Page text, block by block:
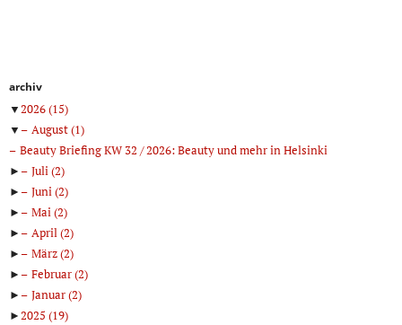
archiv
▼2026(15)
▼
August(1)
Beauty Briefing KW 32 / 2026: Beauty und mehr in Helsinki
►
Juli(2)
►
Juni(2)
►
Mai(2)
►
April(2)
►
März(2)
►
Februar(2)
►
Januar(2)
►2025 (19)